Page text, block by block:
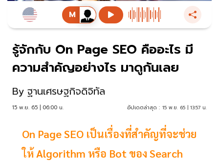
รู้จักกับ On Page SEO คืออะไร มี
ความสำคัญอย่างไร มาดูกันเลย
By ฐานเศรษฐกิจดิจิทัล
15 พ.ย. 65 | 06:00 น. อัปเดตล่าสุด : 15 พ.ย. 65 | 13:57 น.
On Page SEO เป็นเรื่องที่สำคัญที่จะช่วย
ให้ Algorithm หรือ Bot ของ Search